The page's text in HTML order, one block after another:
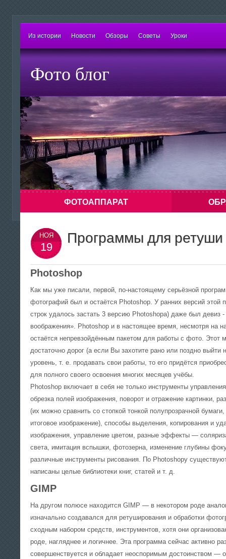
Из истории Новости Обзоры Советы Уроки
Фото блог
ФОТОАППАРАТ
фотоснимок с помощью обыкновенного
спичечного коробка с булавочным
отверстием? Конечно же понадобится весь
набор классического фотографа, но это
сделать можно! Как? Прячем в темноте
плёнку в коробок, выходим на пленэр,
— сделай
«родном»
НОЯ
19
Программы для ретуши
Photoshop
Как мы уже писали, первой, по-настоящему серьёзной
фотографий был и остаётся Photoshop. У ранних версий этой
строк удалось застать 3 версию Photoshopа) даже был девиз
воображения». Photoshop и в настоящее время, несмотря на
остаётся непревзойдённым пакетом для работы с фото. Этот
достаточно дорог (а если Вы захотите рано или поздно выйти
уровень, т. е. продавать свои работы, то его придётся
для полного своего освоения многих месяцев учёбы.
Photoshop включает в себя не только инструменты
обрезка полей изображения, поворот и отражение картинки,
(их можно сравнить со стопкой тонкой полупрозрачной
итоговое изображение), способы выделения, копирования и
изображения, управление цветом, разные эффекты —
света, имитация вспышки, фотозерна, изменение глубины
различные инструменты рисования. По Photoshopу
написаны целые библиотеки книг, статей и т. д.
GIMP
На другом полюсе находится GIMP — в некотором роде
изначально создавался для ретуширования и обработки
сходным набором средств, инструментов, хотя они
роде, нагляднее и логичнее. Эта программа сейчас активно
совершенствуется и обладает неоспоримым достоинством —